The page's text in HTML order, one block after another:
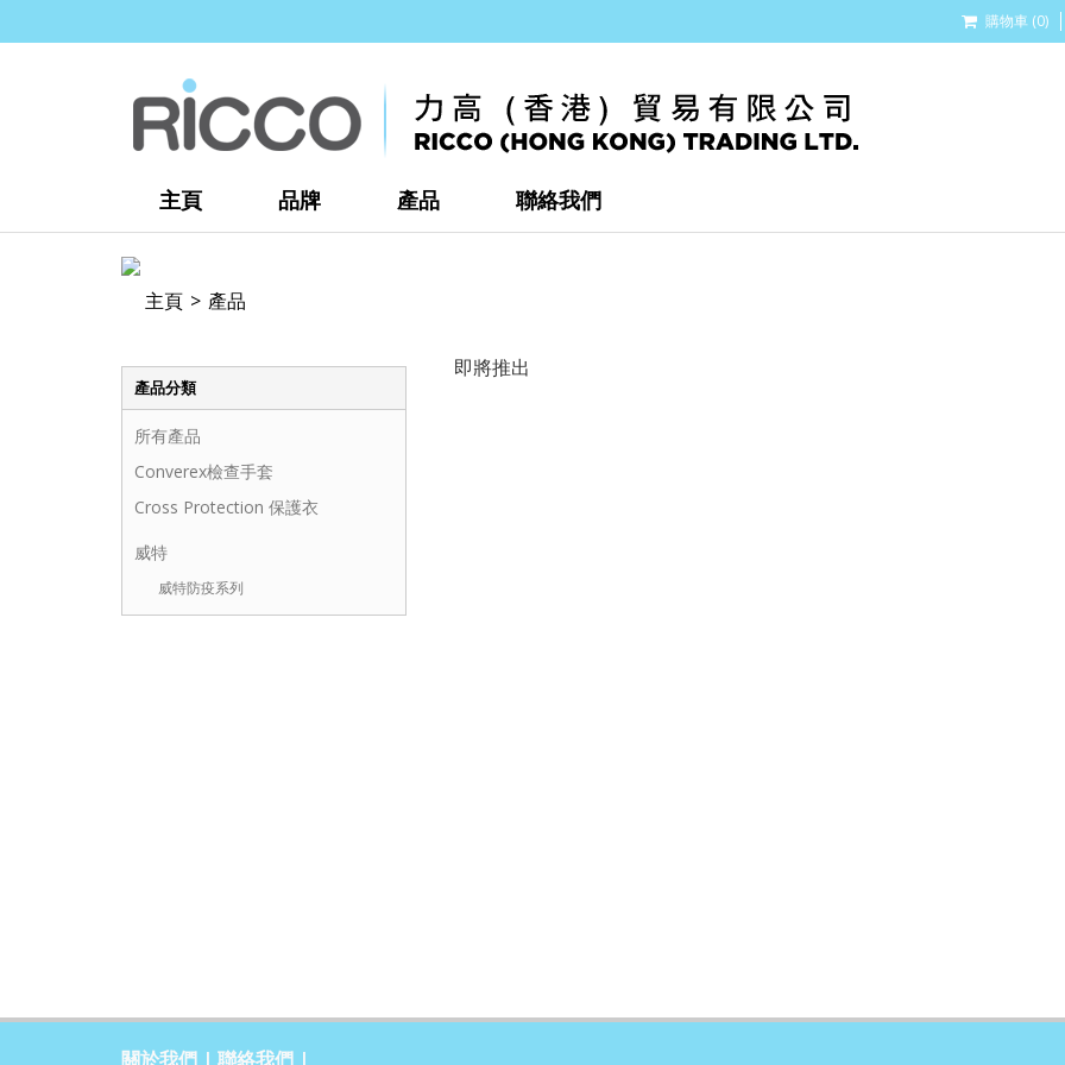
購物車 (0)
主頁 品牌 產品 聯絡我們
主頁 產品
產品分類
所有產品
Converex檢查手套
Cross Protection 保護衣
威特
威特防疫系列
即將推出
關於我們 | 聯絡我們 |